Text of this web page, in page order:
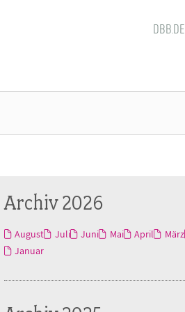
DBB.DE
Archiv 2026
August Juli Juni Mai April März
Januar